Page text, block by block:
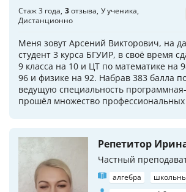
Стаж 3 года 3отзыва У ученика
Дистанционно
Меня зовут Арсений Викторович, на
студент 3 курса БГУИР, в своё время
9 класса на 10 и ЦТ по математике на
96 и физике на 92. Набрав 383 балла
ведущую специальность
прошёл множество профессиональных
Репетитор
Частный
алгебра